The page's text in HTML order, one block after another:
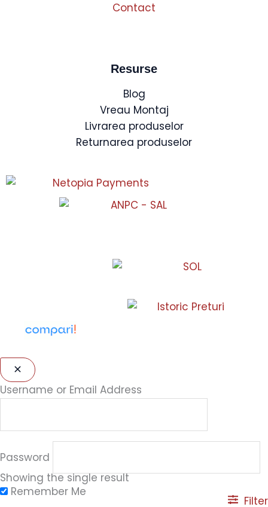
Showing the single result
Filter
Contact
Resurse
Blog
Vreau Montaj
Livrarea produselor
Returnarea produselor
Username or Email Address
Password
Remember Me